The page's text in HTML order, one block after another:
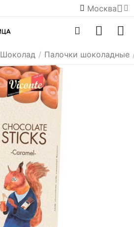
Москва
Шоколад / Палочки шоколадные